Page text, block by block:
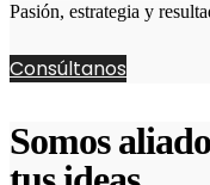
Pasión, estrategia y
Consúltanos
Somos